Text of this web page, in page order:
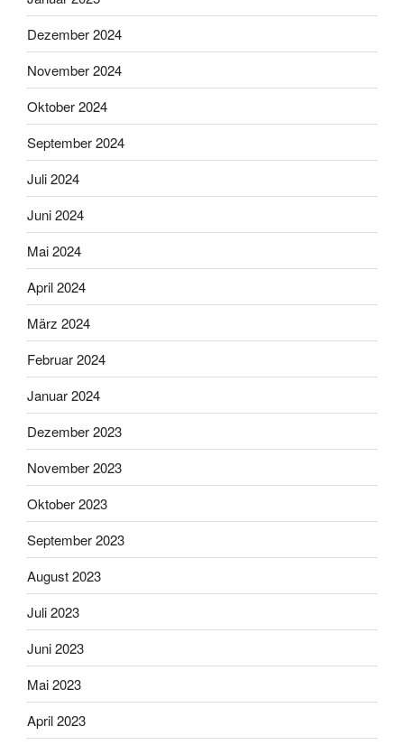
Dezember 2024
November 2024
Oktober 2024
September 2024
Juli 2024
Juni 2024
Mai 2024
April 2024
März 2024
Februar 2024
Januar 2024
Dezember 2023
November 2023
Oktober 2023
September 2023
August 2023
Juli 2023
Juni 2023
Mai 2023
April 2023